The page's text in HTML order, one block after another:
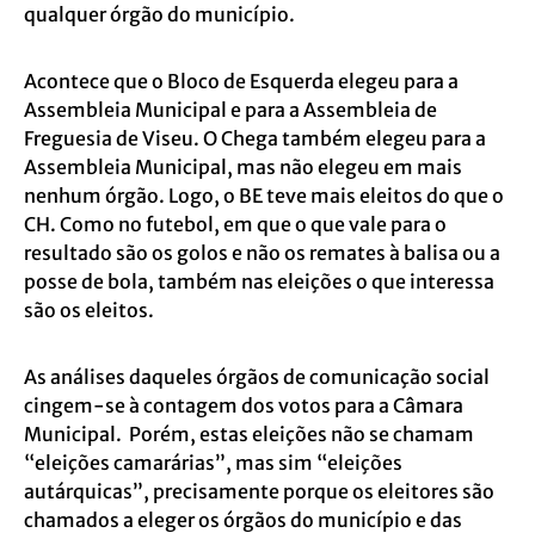
qualquer órgão do município.
Acontece que o Bloco de Esquerda elegeu para a
Assembleia Municipal e para a Assembleia de
Freguesia de Viseu. O Chega também elegeu para a
Assembleia Municipal, mas não elegeu em mais
nenhum órgão. Logo, o BE teve mais eleitos do que o
CH. Como no futebol, em que o que vale para o
resultado são os golos e não os remates à balisa ou a
posse de bola, também nas eleições o que interessa
são os eleitos.
As análises daqueles órgãos de comunicação social
cingem-se à contagem dos votos para a Câmara
Municipal. Porém, estas eleições não se chamam
“eleições camarárias”, mas sim “eleições
autárquicas”, precisamente porque os eleitores são
chamados a eleger os órgãos do município e das